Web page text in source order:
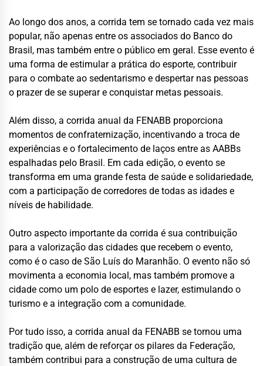
Ao longo dos anos, a corrida tem se tornado cada vez mais
popular, não apenas entre os associados do Banco do
Brasil, mas também entre o público em geral. Esse evento é
uma forma de estimular a prática do esporte, contribuir
para o combate ao sedentarismo e despertar nas pessoas
o prazer de se superar e conquistar metas pessoais.
Além disso, a corrida anual da FENABB proporciona
momentos de confraternização, incentivando a troca de
experiências e o fortalecimento de laços entre as AABBs
espalhadas pelo Brasil. Em cada edição, o evento se
transforma em uma grande festa de saúde e solidariedade,
com a participação de corredores de todas as idades e
níveis de habilidade.
Outro aspecto importante da corrida é sua contribuição
para a valorização das cidades que recebem o evento,
como é o caso de São Luís do Maranhão. O evento não só
movimenta a economia local, mas também promove a
cidade como um polo de esportes e lazer, estimulando o
turismo e a integração com a comunidade.
Por tudo isso, a corrida anual da FENABB se tornou uma
tradição que, além de reforçar os pilares da Federação,
também contribui para a construção de uma cultura de